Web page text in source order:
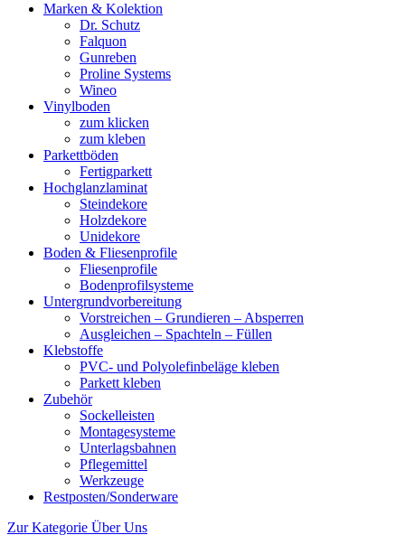
Marken & Kolektion
Dr. Schutz
Falquon
Gunreben
Proline Systems
Wineo
Vinylboden
zum klicken
zum kleben
Parkettböden
Fertigparkett
Hochglanzlaminat
Steindekore
Holzdekore
Unidekore
Boden & Fliesenprofile
Fliesenprofile
Bodenprofilsysteme
Untergrundvorbereitung
Vorstreichen – Grundieren – Absperren
Ausgleichen – Spachteln – Füllen
Klebstoffe
PVC- und Polyolefinbeläge kleben
Parkett kleben
Zubehör
Sockelleisten
Montagesysteme
Unterlagsbahnen
Pflegemittel
Werkzeuge
Restposten/Sonderware
Zur Kategorie Über Uns